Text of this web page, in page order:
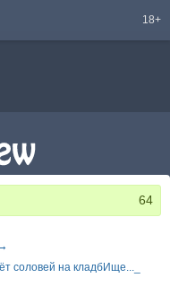
18+
64
соловей на кладбИще..._